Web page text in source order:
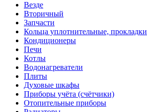
Везде
Вторичный
Запчасти
Кольца уплотнительные, прокладки
Кондиционеры
Печи
Котлы
Водонагреватели
Плиты
Духовые шкафы
Приборы учёта (счётчики)
Отопительные приборы